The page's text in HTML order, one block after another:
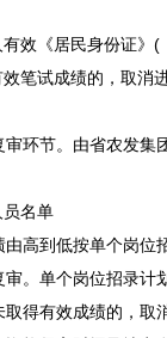
《居民身份证》(
试成绩的，取消进
节。由省农发集
名单
到低按单个岗位
。单个岗位招录
得有效成绩的，取